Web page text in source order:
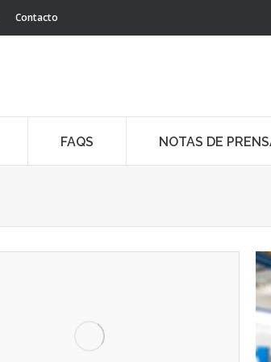
Contacto
FAQS NOTAS DE